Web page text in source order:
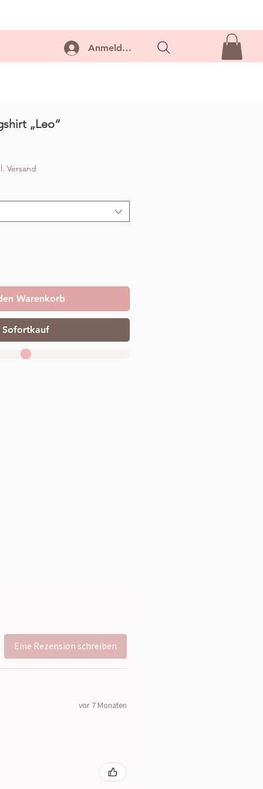
Anmelden...
„Leo“
Versand
Warenkorb
Sofortkauf
Eine Rezension schreiben
vor 7 Monaten